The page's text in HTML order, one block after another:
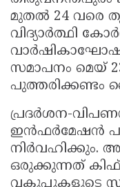
മുതൽ 24 വരെ
വിദ്യാർത്ഥി
സമാപനം മെയ്
പുത്തരിക്കണ്ടം
പ്രദർശന-
ഇൻഫർമേഷൻ
നിർവഹിക്കും.
ഒരുക്കുന്നത്